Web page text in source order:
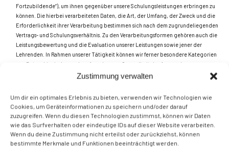
Zustimmung verwalten
Um dir ein optimales Erlebnis zu bieten, verwenden wir Technologien wie
Cookies, um Geräteinformationen zu speichern und/oder darauf
zuzugreifen. Wenn du diesen Technologien zustimmst, können wir Daten
wie das Surfverhalten oder eindeutige IDs auf dieser Website verarbeiten.
Wenn du deine Zustimmung nicht erteilst oder zurückziehst, können
bestimmte Merkmale und Funktionen beeinträchtigt werden.
Fortzubildende“), um ihnen gegenüber unsere Schulungsleistungen erbringen zu
können. Die hierbei verarbeiteten Daten, die Art, der Umfang, der Zweck und die
Erforderlichkeit ihrer Verarbeitung bestimmen sich nach dem zugrundeliegenden
Vertrags- und Schulungsverhältnis. Zu den Verarbeitungsformen gehören auch die
Leistungsbewertung und die Evaluation unserer Leistungen sowie jener der
Lehrenden. In Rahmen unserer Tätigkeit können wir ferner besondere Kategorien
von Daten, hier insbesondere Angaben zur Gesundheit der Aus- und
Fortzubildenden sowie Daten, aus denen die ethnische Herkunft, politische
der Aus- und Fortzubildenden ein und verarbeiten die besonderen Kategorien von
Daten ansonsten nur, wenn es zur Erbringung der Schulungsleistungen, zu Zwecken
der Gesundheitsvorsorge, des Sozialschutzes oder des Schutzes
lebensnotwendiger Interessen der Aus- und Fortzubildenden erforderlich ist;
Rechtsgrundlagen:Vertragserfüllung und vorvertragliche Anfragen (Art. 6 Abs. 1 S.